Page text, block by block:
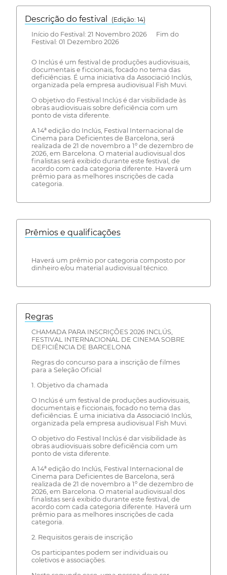
Descrição do festival
(Edição: 14)
Início do Festival: 21 Novembro 2026 Fim do
Festival: 01 Dezembro 2026
O Inclús é um festival de produções audiovisuais,
documentais e ficcionais, focado no tema das
deficiências. É uma iniciativa da Associació Inclús,
organizada pela empresa audiovisual Fish Muvi.
O objetivo do Festival Inclús é dar visibilidade às
obras audiovisuais sobre deficiência com um
ponto de vista diferente.
A 14ª edição do Inclús, Festival Internacional de
Cinema para Deficientes de Barcelona, será
realizada de 21 de novembro a 1º de dezembro de
2026, em Barcelona. O material audiovisual dos
finalistas será exibido durante este festival, de
acordo com cada categoria diferente. Haverá um
prêmio para as melhores inscrições de cada
categoria.
Prêmios e qualificações
Haverá um prêmio por categoria composto por
dinheiro e/ou material audiovisual técnico.
Regras
CHAMADA PARA INSCRIÇÕES 2026 INCLÚS,
FESTIVAL INTERNACIONAL DE CINEMA SOBRE
DEFICIÊNCIA DE BARCELONA
Regras do concurso para a inscrição de filmes
para a Seleção Oficial
1. Objetivo da chamada
O Inclús é um festival de produções audiovisuais,
documentais e ficcionais, focado no tema das
deficiências. É uma iniciativa da Associació Inclús,
organizada pela empresa audiovisual Fish Muvi.
O objetivo do Festival Inclús é dar visibilidade às
obras audiovisuais sobre deficiência com um
ponto de vista diferente.
A 14ª edição do Inclús, Festival Internacional de
Cinema para Deficientes de Barcelona, será
realizada de 21 de novembro a 1º de dezembro de
2026, em Barcelona. O material audiovisual dos
finalistas será exibido durante este festival, de
acordo com cada categoria diferente. Haverá um
prêmio para as melhores inscrições de cada
categoria.
2. Requisitos gerais de inscrição
Os participantes podem ser individuais ou
coletivos e associações.